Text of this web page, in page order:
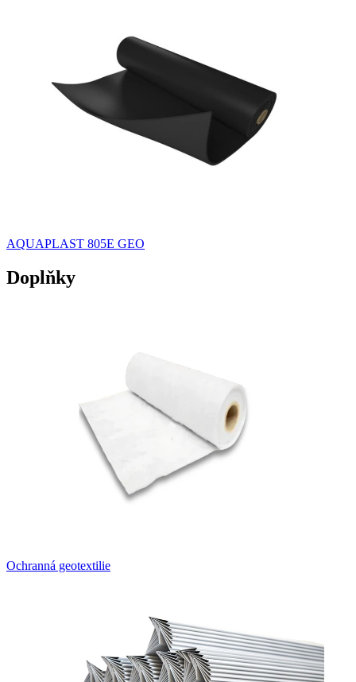
AQUAPLAST 805E GEO
Doplňky
Ochranná geotextilie